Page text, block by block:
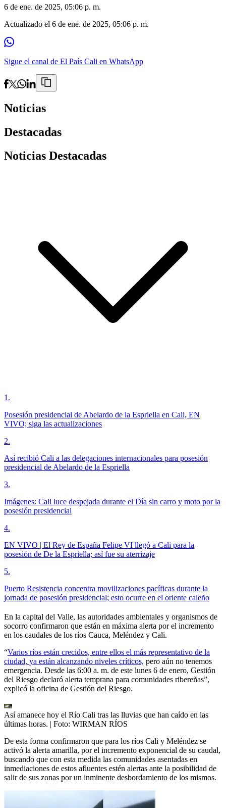
6 de ene. de 2025, 05:06 p. m.
Actualizado el 6 de ene. de 2025, 05:06 p. m.
Sigue el canal de El País Cali en WhatsApp
Noticias
Destacadas
Noticias Destacadas
1 .
Posesión presidencial de Abelardo de la Espriella en Cali, EN
VIVO; siga las actualizaciones
2.
Así recibió Cali a las delegaciones internacionales para posesión
presidencial de Abelardo de la Espriella
3.
Imágenes: Cali luce despejada durante el Día sin carro y moto por la
posesión presidencial
4.
EN VIVO | El Rey de España Felipe VI llegó a Cali para la
posesión de De la Espriella; así fue su aterrizaje
5.
Puerto Resistencia concentra movilizaciones pacíficas durante la
jornada de posesión presidencial; esto ocurre en el oriente caleño
En la capital del Valle, las autoridades ambientales y organismos de
socorro confirmaron que están en máxima alerta por el incremento
en los caudales de los ríos Cauca, Meléndez y Cali.
“Varios ríos están crecidos, entre ellos el más representativo de la
ciudad, ya están alcanzando niveles críticos, pero aún no tenemos
emergencia. Desde las 6:00 a. m. de este lunes 6 de enero, Gestión
del Riesgo declaró alerta temprana para comunidades ribereñas”,
explicó la oficina de Gestión del Riesgo.
Así amanece hoy el Río Cali tras las lluvias que han caído en las
últimas horas. | Foto: WIRMAN RÍOS
De esta forma confirmaron que para los ríos Cali y Meléndez se
activó la alerta amarilla, por el incremento exponencial de su caudal,
buscando que con esta medida las comunidades asentadas en
inmediaciones de estos afluentes estén alertas ante la posibilidad de
salir de sus zonas por un inminente desbordamiento de los mismos.